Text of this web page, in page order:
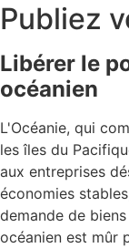
Publiez
Libérer le
océanien
L'Océanie, qui
les îles du
aux entreprises
économies
demande de
océanien est mûr